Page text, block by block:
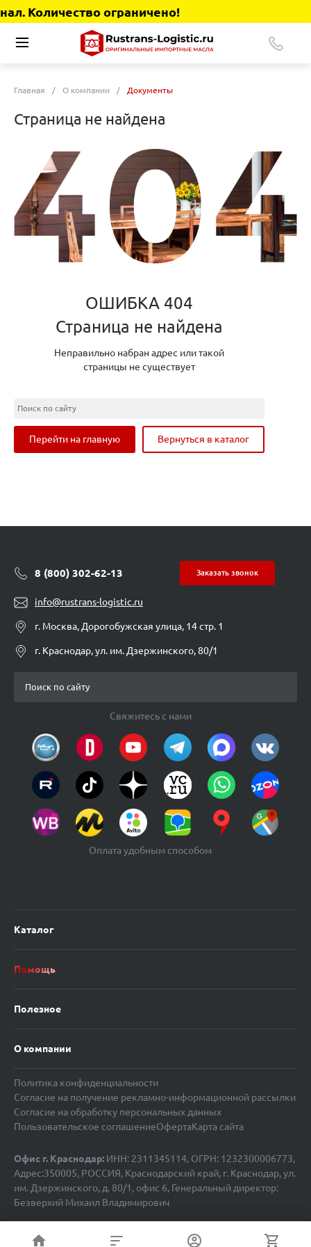
Количество ограничено!
Главная / О компании / Документы
Страница не найдена
ОШИБКА 404
Страница не найдена
Неправильно набран адрес или такой
страницы не существует
Перейти на главную Вернуться в каталог
8 (800) 302-62-13 Заказать звонок
info@rustrans-logistic.ru
г. Москва, Дорогобужская улица, 14 стр. 1
г. Краснодар, ул. им. Дзержинского, 80/1
Каталог
Помощь
Полезное
О компании
Политика конфиденциальности
Согласие на получение рекламно-информационной рассылки
Согласие на обработку персональных данных
Пользовательское соглашениеОфертаКарта сайта
Свяжитесь с нами
Оплата удобным способом
Офис г. Краснодар: ИНН: 2311345114, ОГРН: 1232300006773,
Адрес:350005, РОССИЯ, Краснодарский край, г. Краснодар, ул.
им. Дзержинского, д. 80/1, офис 6, Генеральный директор:
Безверхий Михаил Владимирович